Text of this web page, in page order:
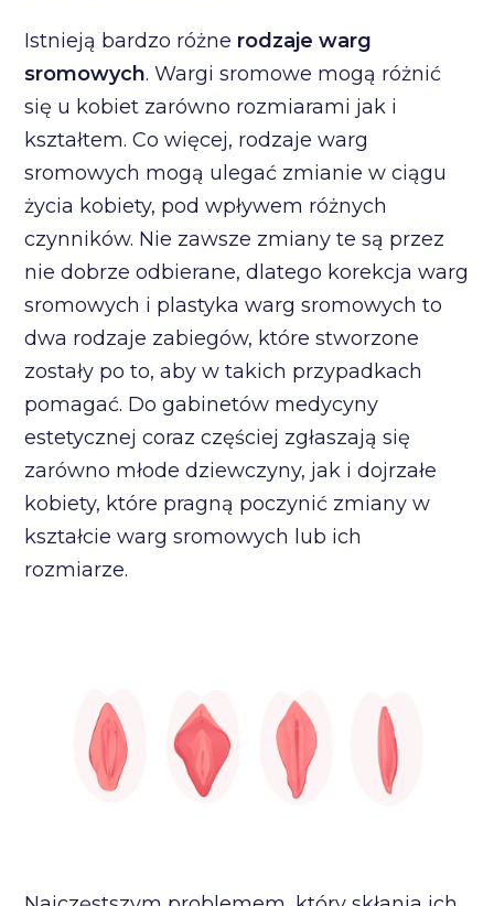
Istnieją bardzo różne rodzaje warg
sromowych. Wargi sromowe mogą różnić
się u kobiet zarówno rozmiarami jak i
kształtem. Co więcej, rodzaje warg
sromowych mogą ulegać zmianie w ciągu
życia kobiety, pod wpływem różnych
czynników. Nie zawsze zmiany te są przez
nie dobrze odbierane, dlatego korekcja warg
sromowych i plastyka warg sromowych to
dwa rodzaje zabiegów, które stworzone
zostały po to, aby w takich przypadkach
pomagać. Do gabinetów medycyny
estetycznej coraz częściej zgłaszają się
zarówno młode dziewczyny, jak i dojrzałe
kobiety, które pragną poczynić zmiany w
kształcie warg sromowych lub ich
rozmiarze.